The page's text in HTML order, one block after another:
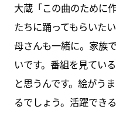
大蔵「この曲のために
たちに踊ってもらいた
母さんも一緒に。家族
いです。番組を見てい
と思うんです。絵がう
るでしょう。活躍でき